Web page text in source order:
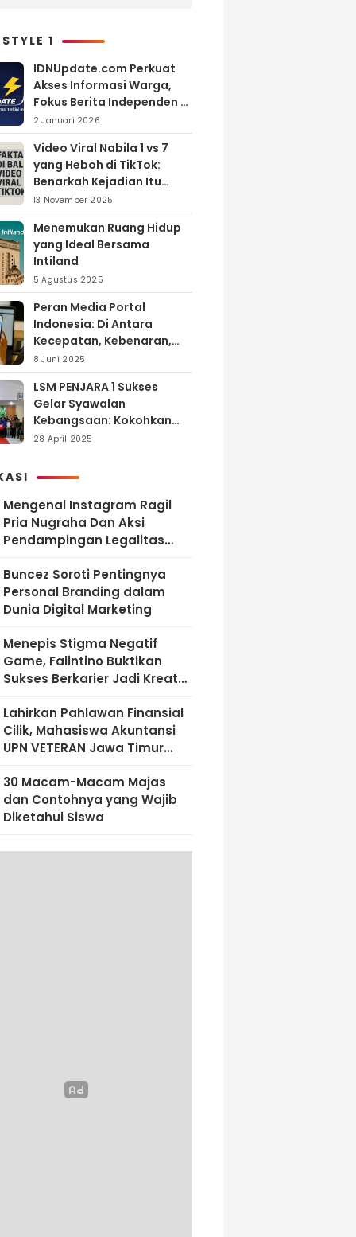
1
IDNUpdate.com Perkuat
Akses Informasi Warga,
Fokus Berita Independen di
Kabupaten Banyuasin
2 Januari 2026
Video Viral Nabila 1 vs 7
yang Heboh di TikTok:
Benarkah Kejadian Itu
Nyata?
13 November 2025
Menemukan Ruang Hidup
yang Ideal Bersama
Intiland
5 Agustus 2025
Peran Media Portal
Indonesia: Di Antara
Kecepatan, Kebenaran,
dan Tanggung Jawab
8 Juni 2025
LSM PENJARA 1 Sukses
Gelar Syawalan
Kebangsaan: Kokohkan
Tekad Melawan Korupsi
28 April 2025
Mengenal Instagram Ragil
Pria Nugraha Dan Aksi
Pendampingan Legalitas
‎Buncez Soroti Pentingnya
Personal Branding dalam
Dunia Digital Marketing
Menepis Stigma Negatif
Game, Falintino Buktikan
Sukses Berkarier Jadi Kreator
Lahirkan Pahlawan Finansial
Cilik, Mahasiswa Akuntansi
UPN VETERAN Jawa Timur
Dengan Literasi Keuangan
Sejak Dini
30 Macam-Macam Majas
dan Contohnya yang Wajib
Diketahui Siswa